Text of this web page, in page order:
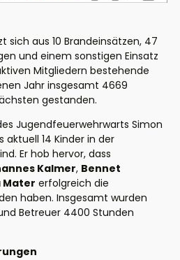
sich aus 10 Brandeinsätzen, 47
und einem sonstigen Einsatz
Mitgliedern bestehende
Jahr insgesamt 4669
gestanden.
Jugendfeuerwehrwarts Simon
aktuell 14 Kinder in der
Er hob hervor, dass
Kalmer, Bennet
Mater erfolgreich die
haben. Insgesamt wurden
Betreuer 4400 Stunden